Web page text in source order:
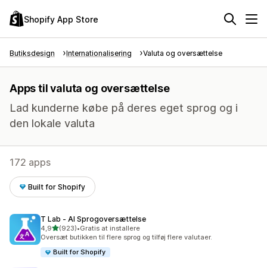
Shopify App Store
Butiksdesign Internationalisering Valuta og oversættelse
Apps til valuta og oversættelse
Lad kunderne købe på deres eget sprog og i
den lokale valuta
172 apps
Built for Shopify
T Lab ‑ AI Sprogoversættelse
4,9ud af 5 stjerner
(923)
923 anmeldelser i alt
•Gratis at installere
Oversæt butikken til flere sprog og tilføj flere valutaer.
Built for Shopify